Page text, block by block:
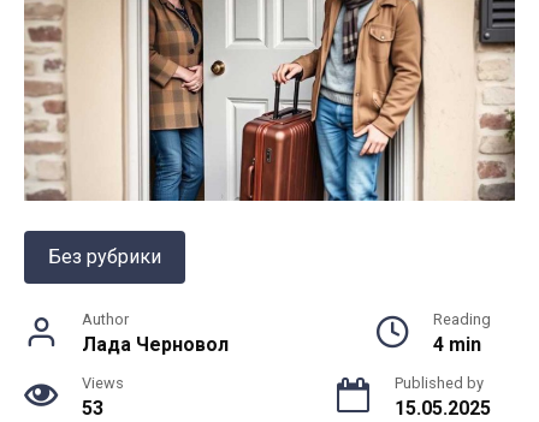
Без рубрики
Author
Лада Черновол
Reading
4 min
Views
53
Published by
15.05.2025